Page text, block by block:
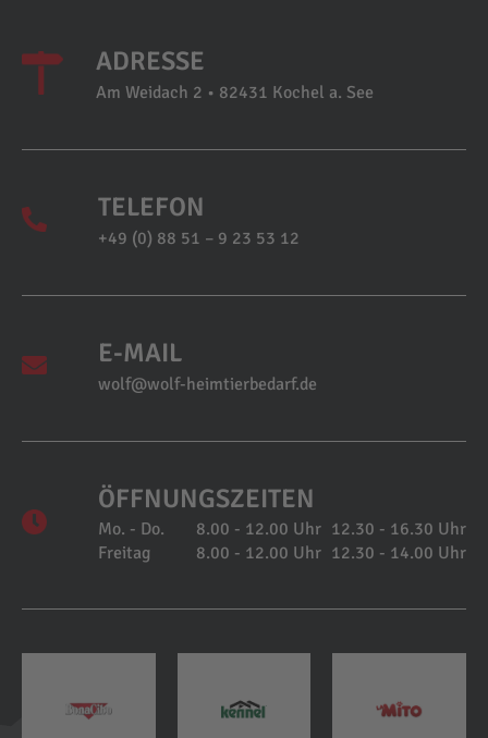
ADRESSE
Am Weidach 2 • 82431 Kochel a. See
TELEFON
+49 (0) 88 51 – 9 23 53 12
E-MAIL
wolf@wolf-heimtierbedarf.de
ÖFFNUNGSZEITEN
Mo. - Do. 8.00 - 12.00 Uhr 12.30 - 16.30 Uhr
Freitag
8.00 - 12.00 Uhr 12.30 - 14.00 Uhr